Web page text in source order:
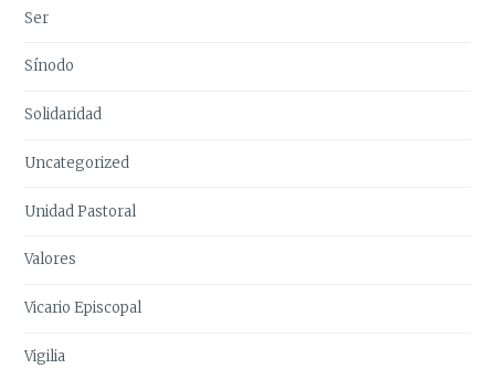
Ser
Sínodo
Solidaridad
Uncategorized
Unidad Pastoral
Valores
Vicario Episcopal
Vigilia